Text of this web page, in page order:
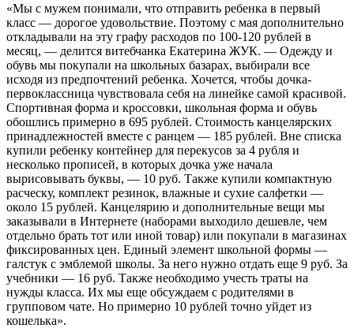
«Мы с мужем понимали, что отправить ребенка в первый
класс — дорогое удовольствие. Поэтому с мая дополнительно
откладывали на эту графу расходов по 100-120 рублей в
месяц, — делится витебчанка Екатерина ЖУК. — Одежду и
обувь мы покупали на школьных базарах, выбирали все
исходя из предпочтений ребенка. Хочется, чтобы дочка-
первоклассница чувствовала себя на линейке самой красивой.
Спортивная форма и кроссовки, школьная форма и обувь
обошлись примерно в 695 рублей. Стоимость канцелярских
принадлежностей вместе с ранцем — 185 рублей. Вне списка
купили ребенку контейнер для перекусов за 4 рубля и
несколько прописей, в которых дочка уже начала
вырисовывать буквы, — 10 руб. Также купили компактную
расческу, комплект резинок, влажные и сухие салфетки —
около 15 рублей. Канцелярию и дополнительные вещи мы
заказывали в Интернете (наборами выходило дешевле, чем
отдельно брать тот или иной товар) или покупали в магазинах
фиксированных цен. Единый элемент школьной формы —
галстук с эмблемой школы. За него нужно отдать еще 9 руб. За
учебники — 16 руб. Также необходимо учесть траты на
нужды класса. Их мы еще обсуждаем с родителями в
групповом чате. Но примерно 10 рублей точно уйдет из
кошелька».